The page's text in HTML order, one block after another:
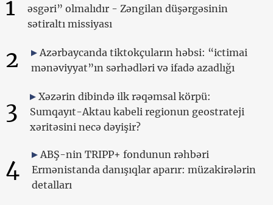
1
əsgəri” olmalıdır - Zəngilan düşərgəsinin
sətiraltı missiyası
2
Azərbaycanda tiktokçuların həbsi: “ictimai
mənəviyyat”ın sərhədləri və ifadə azadlığı
3
Xəzərin dibində ilk rəqəmsal körpü:
Sumqayıt-Aktau kabeli regionun geostrateji
xəritəsini necə dəyişir?
4
ABŞ-nin TRIPP+ fondunun rəhbəri
Ermənistanda danışıqlar aparır: müzakirələrin
detalları